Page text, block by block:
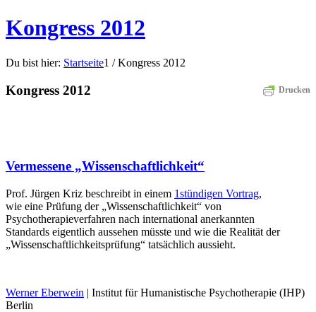
Kongress 2012
Du bist hier: Startseite1 / Kongress 2012
Drucken
Kongress 2012
Vermessene „Wissenschaftlichkeit“
Prof. Jürgen Kriz beschreibt in einem 1stündigen Vortrag,
wie eine Prüfung der „Wissenschaftlichkeit“ von
Psychotherapieverfahren nach international anerkannten
Standards eigentlich aussehen müsste und wie die Realität der
„Wissenschaftlichkeitsprüfung“ tatsächlich aussieht.
Werner Eberwein | Institut für Humanistische Psychotherapie (IHP)
Berlin